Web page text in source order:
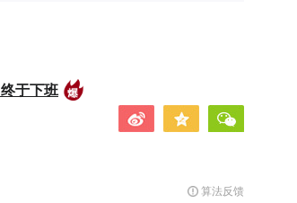
于下班
算法反馈